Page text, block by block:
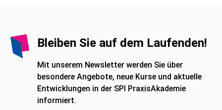
Bleiben Sie auf dem Laufenden!
Mit unserem Newsletter werden Sie über
besondere Angebote, neue Kurse und aktuelle
Entwicklungen in der SPI PraxisAkademie
informiert.